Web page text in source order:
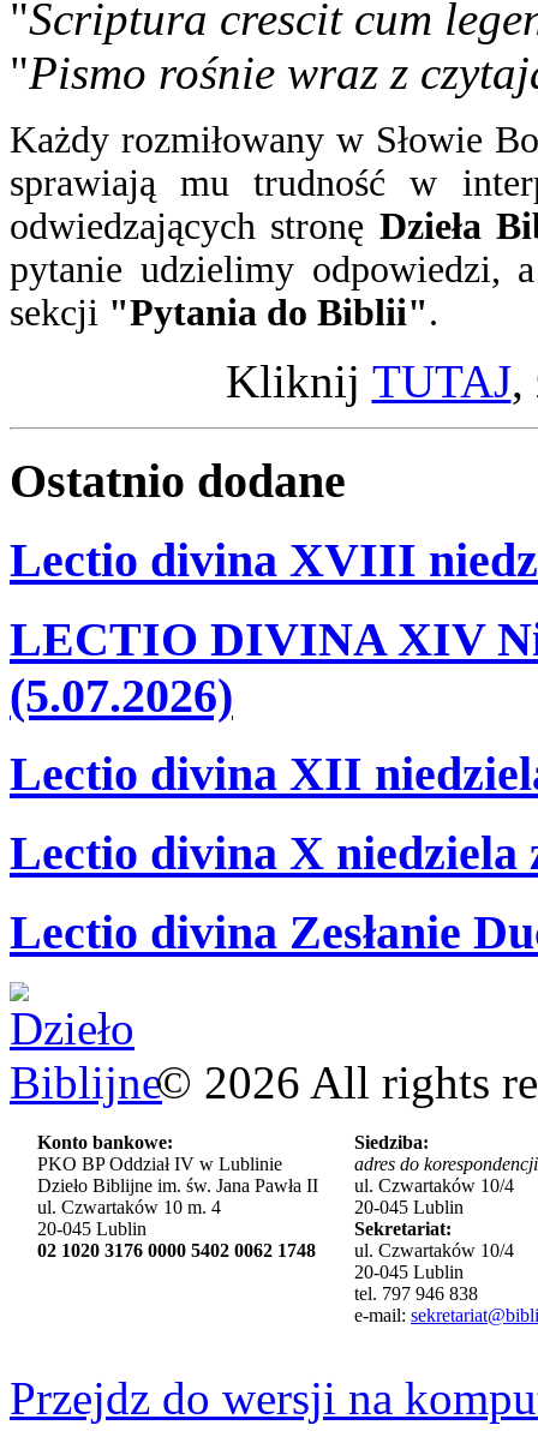
"Scriptura crescit cum
"Pismo rośnie wraz z
Każdy rozmiłowany w Słowie
sprawiają mu trudność w
odwiedzających stronę Dzieła
pytanie udzielimy odpowiedzi,
sekcji "Pytania do Biblii".
Kliknij TUTAJ,
Ostatnio dodane
Lectio divina XVIII
LECTIO DIVINA XIV
(5.07.2026)
Lectio divina XII
Lectio divina X niedziela
Lectio divina Zesłanie
© 2026 All rights
Konto bankowe:
PKO BP Oddział IV w Lublinie
Dzieło Biblijne im. św. Jana Pawła II
ul. Czwartaków 10 m. 4
20-045 Lublin
02 1020 3176 0000 5402 0062 1748
Siedziba:
adres do
ul. Czwartaków 10/4
20-045 Lublin
Sekretariat:
ul. Czwartaków 10/4
20-045 Lublin
tel. 797 946 838
e-mail:
Przejdz do wersji na